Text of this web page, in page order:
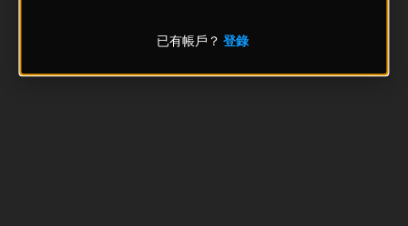
已有帳戶？ 登錄